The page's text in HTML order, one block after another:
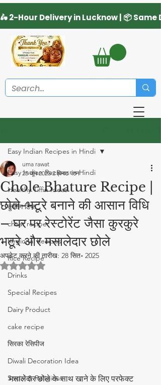
Easy Indian Recipes in Hindi
Healthy Tiffin Ideas
कुकिंग टिप्स
chaat recipe
Regional Recipes
Rice Recipe
Drinks
Special Recipes
Dairy Product
cake recipe
सिरका रेसिपीज
Diwali Decoration Idea
Social & Religious
Easy Indian Recipes in Hindi
Chole Bhature Recipe |
छोले-भटूरे बनाने की आसान विधि
– घर पर रेस्टोरेंट जैसा कुरकुरे
भटूरे और मसालेदार छोले
uma rawat
25 जून 2025 2 मिनट पठन
अपडेट करने की तारीख: 28 सित॰ 2025
5 स्टार में से NaN रेटिंग दी गई।
मसालेदार छोले के साथ खाने के लिए परफेक्ट